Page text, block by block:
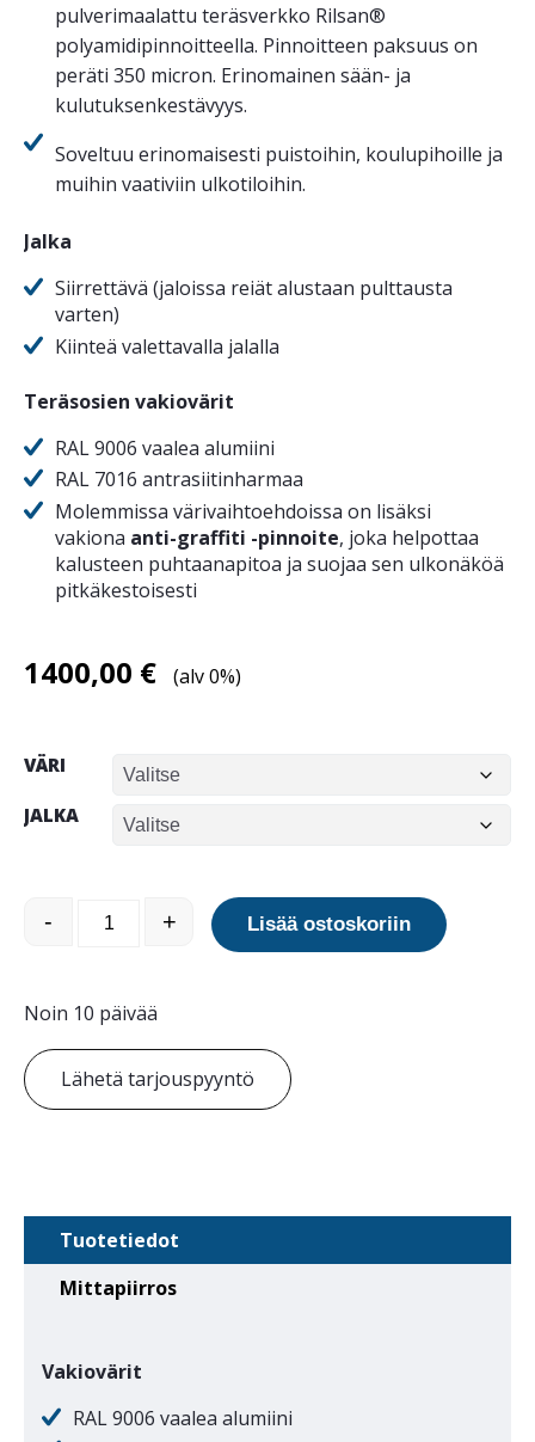
pulverimaalattu teräsverkko Rilsan®
polyamidipinnoitteella. Pinnoitteen paksuus on
peräti 350 micron. Erinomainen sään- ja
kulutuksenkestävyys.
Soveltuu erinomaisesti puistoihin, koulupihoille ja
muihin vaativiin ulkotiloihin.
Jalka
Siirrettävä (jaloissa reiät alustaan pulttausta
varten)
Kiinteä valettavalla jalalla
Teräsosien vakiovärit
RAL 9006 vaalea alumiini
RAL 7016 antrasiitinharmaa
Molemmissa värivaihtoehdoissa on lisäksi
vakiona anti-graffiti -pinnoite, joka helpottaa
kalusteen puhtaanapitoa ja suojaa sen ulkonäköä
pitkäkestoisesti
1400,00 € (alv 0%)
VÄRI
JALKA
Charisma Harmony 180 selkänojalla määrä
- + Lisää ostoskoriin
Noin 10 päivää
Lähetä tarjouspyyntö
Tuotetiedot
Mittapiirros
Vakiovärit
RAL 9006 vaalea alumiini